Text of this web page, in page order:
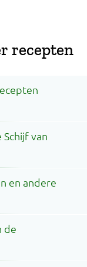
recepten
van
en andere
de